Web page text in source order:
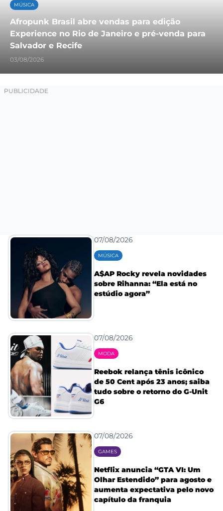
MÚSICA
Afropunk Brasil abre vendas para edição
Experience no Rio de Janeiro e pré-venda para
Salvador e Recife
03/08/2026
07/08/2026
MÚSICA
A$AP Rocky revela novidades
sobre Rihanna: “Ela está no
estúdio agora”
07/08/2026
MODA
Reebok relança tênis icônico
de 50 Cent após 23 anos; saiba
tudo sobre o retorno do G-Unit
G6
07/08/2026
GAMES
Netflix anuncia “GTA VI: Um
Olhar Estendido” para agosto e
aumenta expectativa pelo novo
capítulo da franquia